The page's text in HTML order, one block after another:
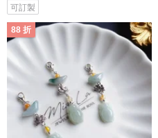
可訂製
88 折